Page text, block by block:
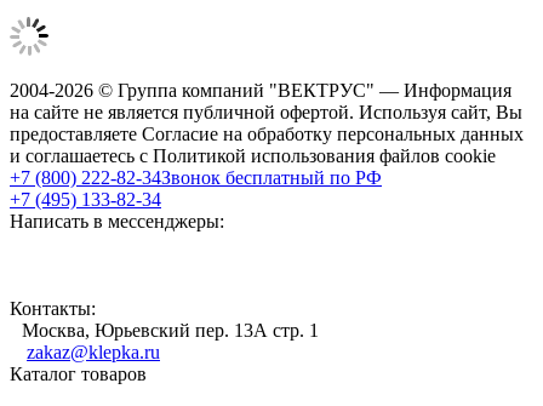
2004-2026 © Группа компаний "ВЕКТРУС" — Информация
на сайте не является публичной офертой. Используя сайт, Вы
предоставляете Согласие на обработку персональных данных
и соглашаетесь с Политикой использования файлов cookie
+7 (800) 222-82-34Звонок бесплатный по РФ
+7 (495) 133-82-34
Написать в мессенджеры:
Контакты:
Москва, Юрьевский пер. 13А стр. 1
zakaz@klepka.ru
Каталог товаров